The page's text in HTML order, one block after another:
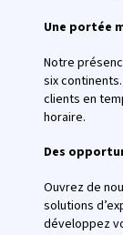
Une portée
Notre
six
clients en
horaire.
Des
Ouvrez de
solutions
développez